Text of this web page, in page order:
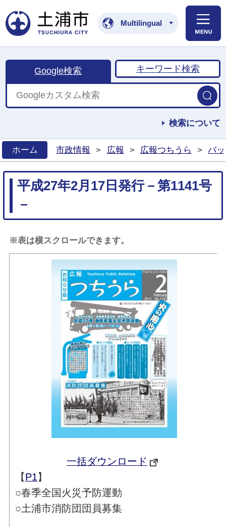
土浦市公式ホームペ
Multilingual
Google検索 キーワード検索
検索について
ホーム
市政情報 > 広報 > 広報つちうら > バ
平成27年2月17日発行－第1141号
－
※表は横スクロールできます。
一括ダウンロード
【P1】
○春季全国火災予防運動
○土浦市消防団団員募集